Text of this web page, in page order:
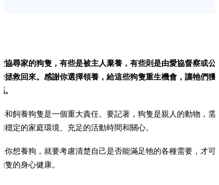
協尋家的狗隻，有些是被主人棄養，有些則是由愛協督察或公
拯救回來。感謝你選擇領養，給這些狗隻重生機會，讓牠們獲
。
和飼養狗隻是一個重大責任。要記著，狗隻是親人的動物，需
穩定的家庭環境、充足的活動時間和關心。
你想養狗，就要考慮清楚自己是否能滿足牠的各種需要，才可
隻的身心健康。